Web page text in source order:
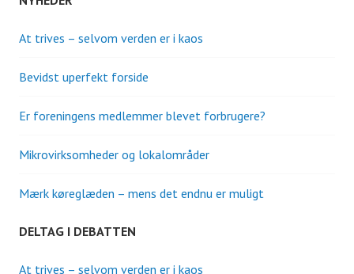
At trives – selvom verden er i kaos
Bevidst uperfekt forside
Er foreningens medlemmer blevet forbrugere?
Mikrovirksomheder og lokalområder
Mærk køreglæden – mens det endnu er muligt
DELTAG I DEBATTEN
At trives – selvom verden er i kaos